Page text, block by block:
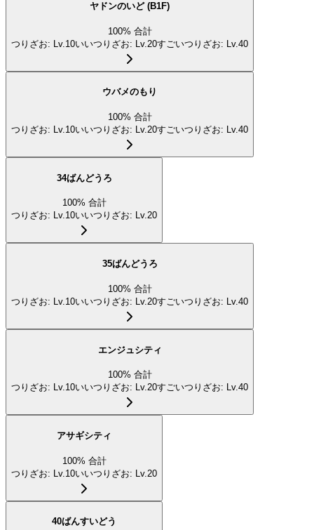
ヤドンのいど (B1F)
100% 合計
つりざお: Lv.10いいつりざお: Lv.20すごいつりざお: Lv.40
ウバメのもり
100% 合計
つりざお: Lv.10いいつりざお: Lv.20すごいつりざお: Lv.40
34ばんどうろ
100% 合計
つりざお: Lv.10いいつりざお: Lv.20
35ばんどうろ
100% 合計
つりざお: Lv.10いいつりざお: Lv.20すごいつりざお: Lv.40
エンジュシティ
100% 合計
つりざお: Lv.10いいつりざお: Lv.20すごいつりざお: Lv.40
アサギシティ
100% 合計
つりざお: Lv.10いいつりざお: Lv.20
40ばんすいどう